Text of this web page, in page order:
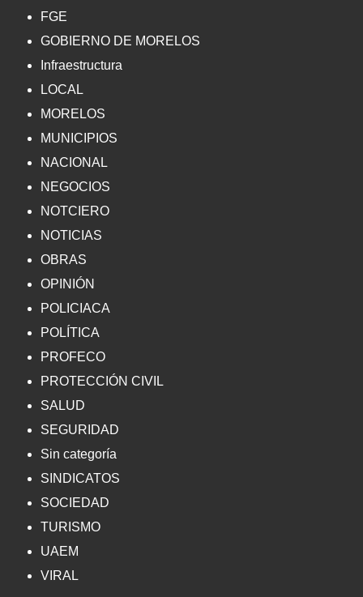
FGE
GOBIERNO DE MORELOS
Infraestructura
LOCAL
MORELOS
MUNICIPIOS
NACIONAL
NEGOCIOS
NOTCIERO
NOTICIAS
OBRAS
OPINIÓN
POLICIACA
POLÍTICA
PROFECO
PROTECCIÓN CIVIL
SALUD
SEGURIDAD
Sin categoría
SINDICATOS
SOCIEDAD
TURISMO
UAEM
VIRAL